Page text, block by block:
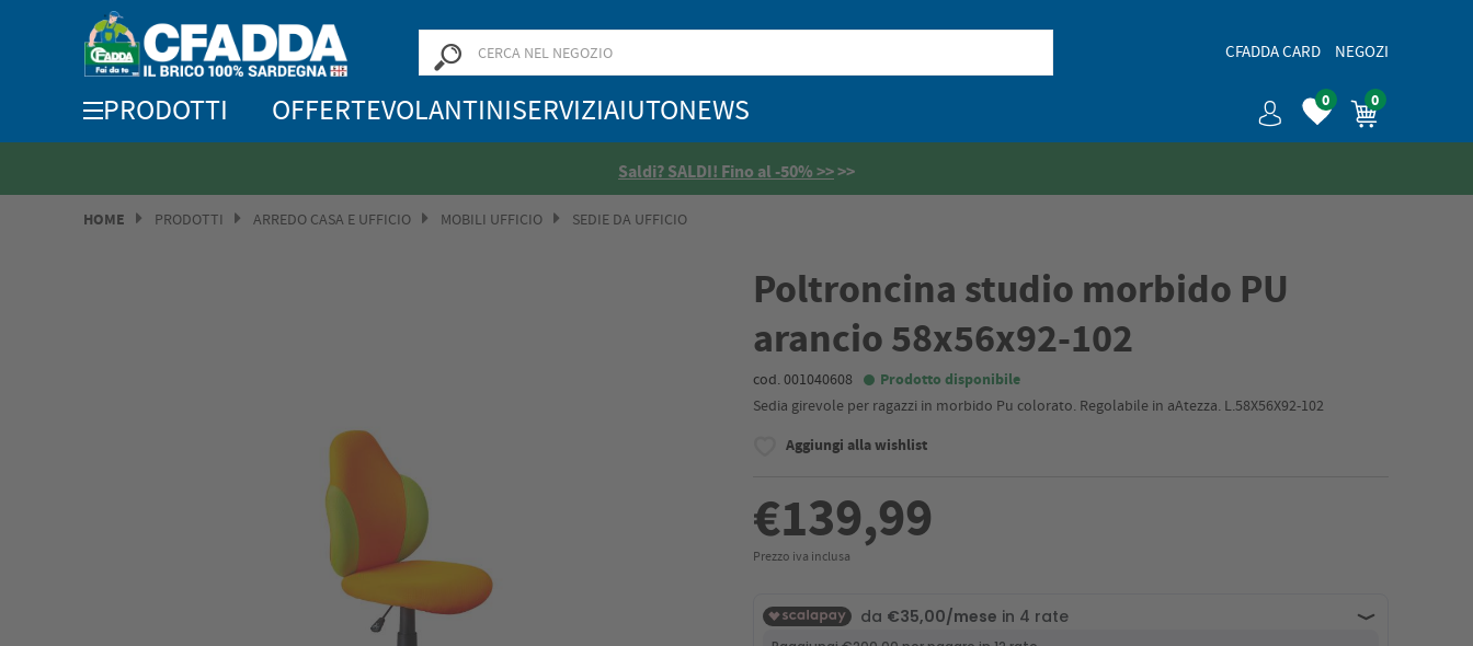
CFADDA CARD NEGOZI
0 0
PRODOTTI OFFERTEVOLANTINISERVIZIAIUTONEWS
Saldi? SALDI! Fino al -50% >>>>
HOME PRODOTTI ARREDO CASA E UFFICIO MOBILI UFFICIO SEDIE DA UFFICIO
Poltroncina studio morbido PU
arancio 58x56x92-102
cod. 001040608 Prodotto disponibile
Sedia girevole per ragazzi in morbido Pu colorato. Regolabile in aAtezza. L.58X56X92-102
Aggiungi alla wishlist
€139,99
Prezzo iva inclusa